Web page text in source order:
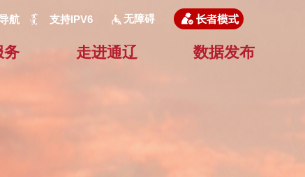
航 支持IPV6 无障碍
务 走进通辽 数据发布